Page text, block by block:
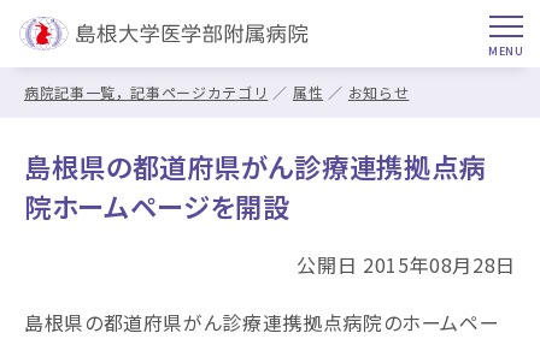
病院記事一覧，記事ページカテゴリ 属性 お知らせ
島根県の都道府県がん診療連携拠点病
院ホームページを開設
公開日 2015年08月28日
島根県の都道府県がん診療連携拠点病院のホームペー